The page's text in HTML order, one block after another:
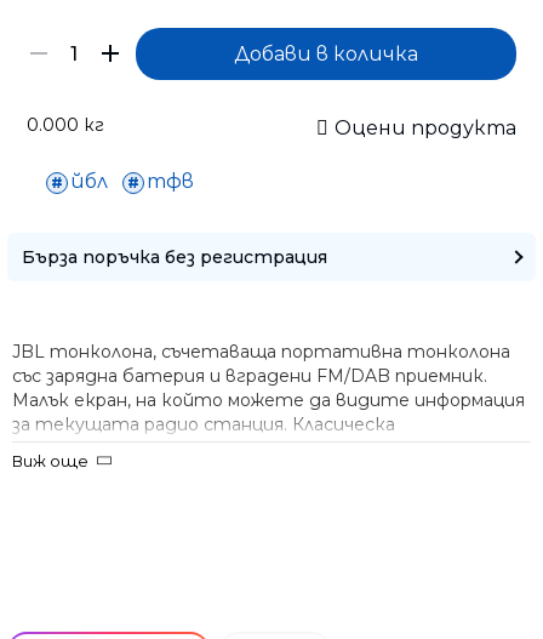
0.000 кг Оцени продукта
йбл тфв
Бърза поръчка без регистрация
Само
JBL тонколона, съчетаваща портативна тонколона
със зарядна батерия и вградени FM/DAB приемник.
Малък екран, на който можете да видите информация
за текущата радио станция. Класическа
телескопична антена. Възможност за работа с едно
зареждане до 12 часа. Изходна мощност 5W. Зареждане
Виж още